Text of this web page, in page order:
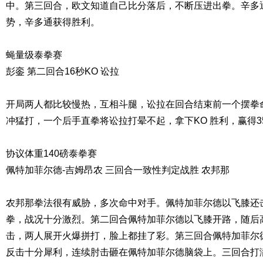
中。第三回合，欧文知道自己比分落后，不断压进出拳。辛
势，辛多通获得胜利。
蝇量级泰拳赛
彭銮 第二回合16秒KO 讼拉
开局两人都比较慢热，互相斗腿，讼拉在回合结束前一个摆
冲猛打，一个后手直拳将讼拉打晕不起，拿下KO 胜利，赢得
协议体重140磅泰拳赛
佩特加菲尔德-吉姆昂农 三回合一致性判定战胜 农邦那
农邦那拳法很有威胁，多次命中对手。佩特加菲尔德以飞膝
拳，战况十分激烈。第二回合佩特加菲尔德以飞膝开路，随
击，两人展开火爆拼打，脸上都挂了彩。第三回合佩特加菲
反击十分犀利，连续肘击砸在佩特加菲尔德脑袋上。三回合